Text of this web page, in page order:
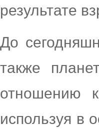
результате
До
также
отношению
используя в